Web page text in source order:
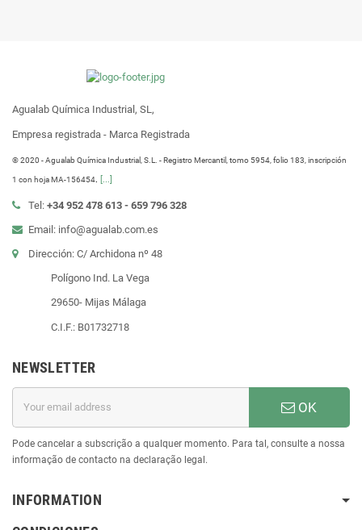
Agualab Química Industrial, SL,
Empresa registrada - Marca Registrada
® 2020 - Agualab Química Industrial, S.L. - Registro Mercantil, tomo 5954, folio 183, inscripción
1 con hoja MA-156454. [...]
Tel: +34 952 478 613 - 659 796 328
Email: info@agualab.com.es
Dirección: C/ Archidona nº 48
Polígono Ind. La Vega
29650- Mijas Málaga
C.I.F.: B01732718
NEWSLETTER
OK
Pode cancelar a subscrição a qualquer momento. Para tal, consulte a nossa
informação de contacto na declaração legal.
INFORMATION